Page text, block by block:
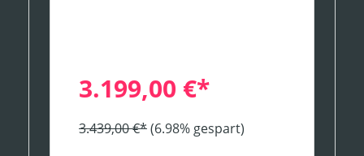
3.199,00 €*
3.439,00 €*(6.98% gespart)